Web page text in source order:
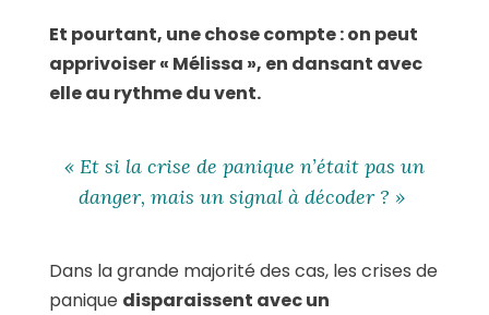
Et pourtant, une chose compte : on peut
apprivoiser « Mélissa », en dansant avec
elle au rythme du vent.
« Et si la crise de panique n’était pas un
danger, mais un signal à décoder ? »
Dans la grande majorité des cas, les crises de
panique disparaissent avec un